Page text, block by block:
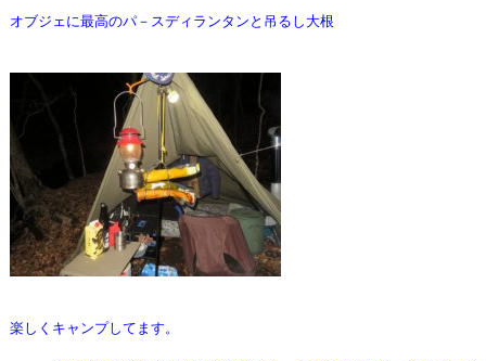
オブジェに最高のパ－スディランタンと吊るし大根
楽しくキャンプしてます。